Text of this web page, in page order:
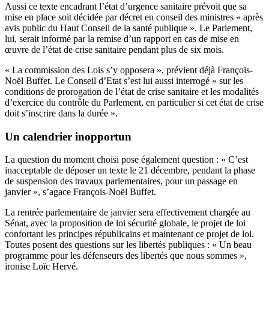
Aussi ce texte encadrant l’état d’urgence sanitaire prévoit que sa
mise en place soit décidée par décret en conseil des ministres « après
avis public du Haut Conseil de la santé publique ». Le Parlement,
lui, serait informé par la remise d’un rapport en cas de mise en
œuvre de l’état de crise sanitaire pendant plus de six mois.
« La commission des Lois s’y opposera », prévient déjà François-
Noël Buffet. Le Conseil d’Etat s’est lui aussi interrogé « sur les
conditions de prorogation de l’état de crise sanitaire et les modalités
d’exercice du contrôle du Parlement, en particulier si cet état de crise
doit s’inscrire dans la durée ».
Un calendrier inopportun
La question du moment choisi pose également question : « C’est
inacceptable de déposer un texte le 21 décembre, pendant la phase
de suspension des travaux parlementaires, pour un passage en
janvier », s’agace François-Noël Buffet.
La rentrée parlementaire de janvier sera effectivement chargée au
Sénat, avec la proposition de loi sécurité globale, le projet de loi
confortant les principes républicains et maintenant ce projet de loi.
Toutes posent des questions sur les libertés publiques : « Un beau
programme pour les défenseurs des libertés que nous sommes »,
ironise Loïc Hervé.